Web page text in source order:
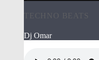
TECHNO BEATS
Dj Omar